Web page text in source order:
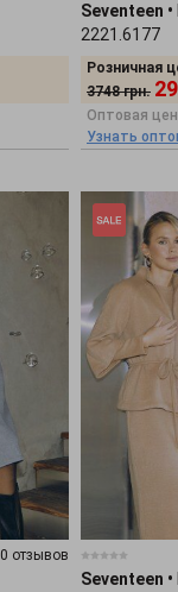
Seventeen •
2221.6177
Розничная
3748 грн.
Оптовая
Узнать
0 отзывов
Seventeen •